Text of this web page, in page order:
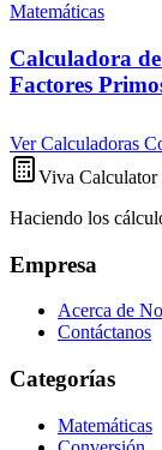
Matemáticas
Calculadora
Factores
Ver Calculadoras
Viva Calculator
Haciendo los
Empresa
Acerca de
Contáctanos
Categorías
Matemáticas